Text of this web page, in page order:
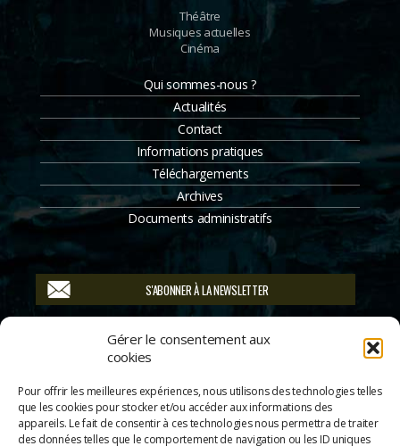
Gérer le consentement aux
cookies
Pour offrir les meilleures expériences, nous utilisons des technologies telles
que les cookies pour stocker et/ou accéder aux informations des
appareils. Le fait de consentir à ces technologies nous permettra de traiter
des données telles que le comportement de navigation ou les ID uniques
Théâtre
Musiques actuelles
Cinéma
Qui sommes-nous ?
Actualités
Contact
Informations pratiques
Téléchargements
Archives
Documents administratifs
S'ABONNER À LA NEWSLETTER
Suivez-nous